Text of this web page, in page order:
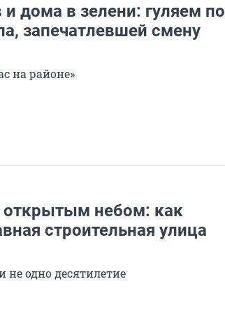
дома в зелени: гуляем по
запечатлевшей смену
на районе»
открытым небом: как
строительная улица
не одно десятилетие